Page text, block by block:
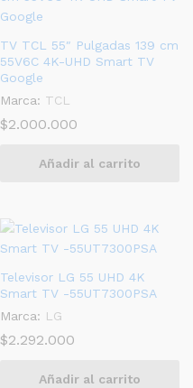
TV TCL 55″ Pulgadas 139 cm
55V6C 4K-UHD Smart TV
Google
Marca: TCL
$2.000.000
Añadir al carrito
Televisor LG 55 UHD 4K
Smart TV -55UT7300PSA
Marca: LG
$2.292.000
Añadir al carrito